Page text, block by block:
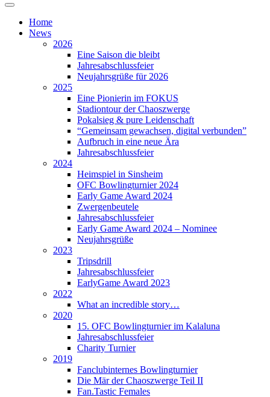
Home
News
2026
Eine Saison die bleibt
Jahresabschlussfeier
Neujahrsgrüße für 2026
2025
Eine Pionierin im FOKUS
Stadiontour der Chaoszwerge
Pokalsieg & pure Leidenschaft
“Gemeinsam gewachsen, digital verbunden”
Aufbruch in eine neue Ära
Jahresabschlussfeier
2024
Heimspiel in Sinsheim
OFC Bowlingturnier 2024
Early Game Award 2024
Zwergenbeutele
Jahresabschlussfeier
Early Game Award 2024 – Nominee
Neujahrsgrüße
2023
Tripsdrill
Jahresabschlussfeier
EarlyGame Award 2023
2022
What an incredible story…
2020
15. OFC Bowlingturnier im Kalaluna
Jahresabschlussfeier
Charity Turnier
2019
Fanclubinternes Bowlingturnier
Die Mär der Chaoszwerge Teil II
Fan.Tastic Females